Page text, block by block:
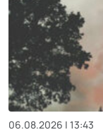
06.08.2026 | 13:43